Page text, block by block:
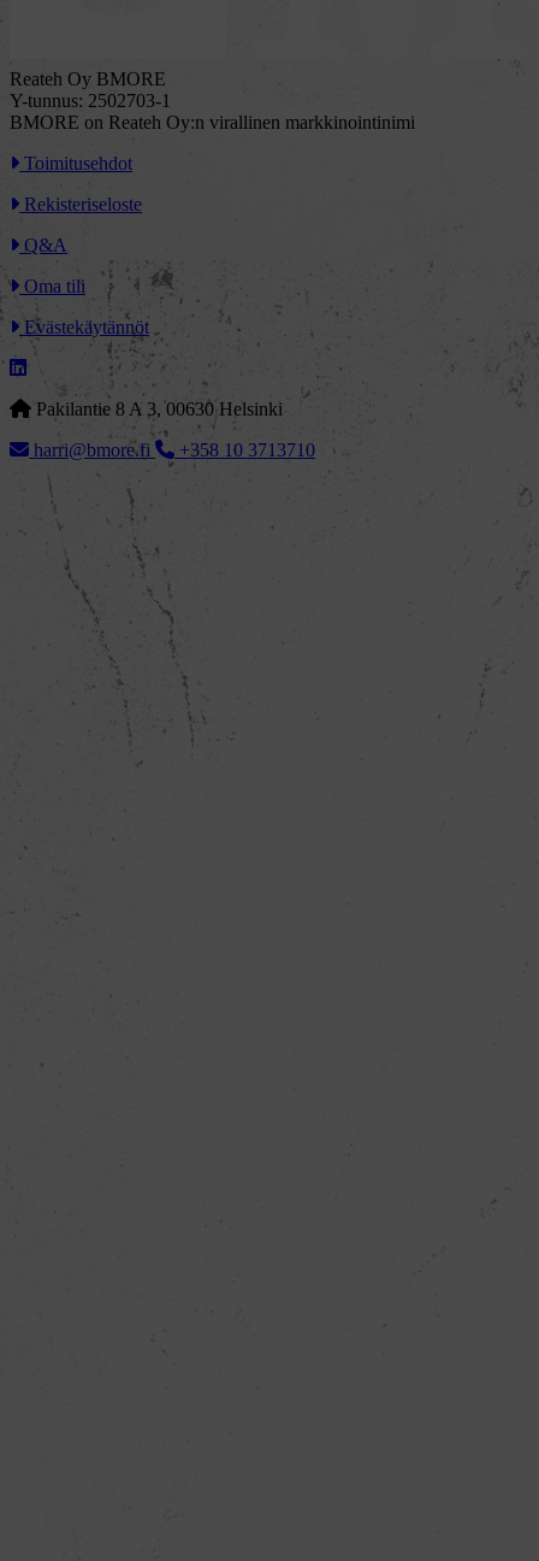
Reateh Oy BMORE
Y-tunnus: 2502703-1
BMORE on Reateh Oy:n virallinen markkinointinimi
Toimitusehdot
Rekisteriseloste
Q&A
Oma tili
Evästekäytännöt
Pakilantie 8 A 3, 00630 Helsinki
harri@bmore.fi
+358 10 3713710